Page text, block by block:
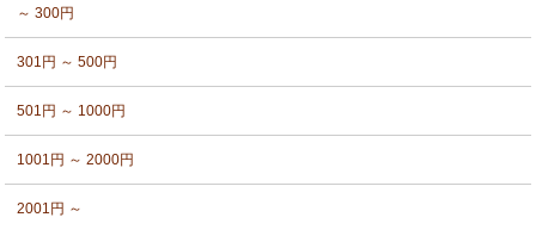
～ 300円
301円 ～ 500円
501円 ～ 1000円
1001円 ～ 2000円
2001円 ～